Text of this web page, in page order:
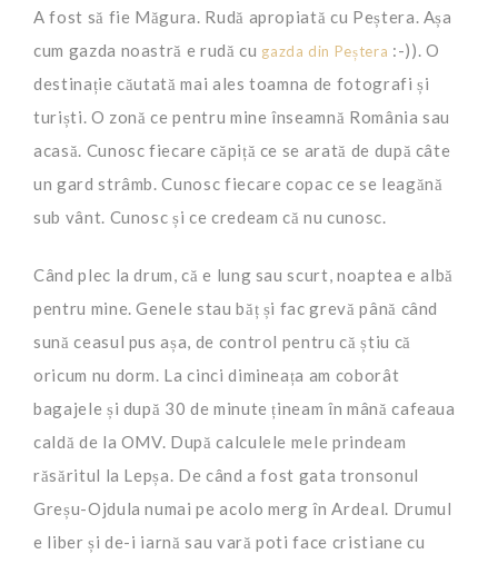
A fost să fie Măgura. Rudă apropiată cu Peștera. Așa
cum gazda noastră e rudă cu gazda din Peștera :-)). O
destinație căutată mai ales toamna de fotografi și
turiști. O zonă ce pentru mine înseamnă România sau
acasă. Cunosc fiecare căpiță ce se arată de după câte
un gard strâmb. Cunosc fiecare copac ce se leagănă
sub vânt. Cunosc și ce credeam că nu cunosc.
Când plec la drum, că e lung sau scurt, noaptea e albă
pentru mine. Genele stau băț și fac grevă până când
sună ceasul pus așa, de control pentru că știu că
oricum nu dorm. La cinci dimineața am coborât
bagajele și după 30 de minute țineam în mână cafeaua
caldă de la OMV. După calculele mele prindeam
răsăritul la Lepșa. De când a fost gata tronsonul
Greșu-Ojdula numai pe acolo merg în Ardeal. Drumul
e liber și de-i iarnă sau vară poti face cristiane cu